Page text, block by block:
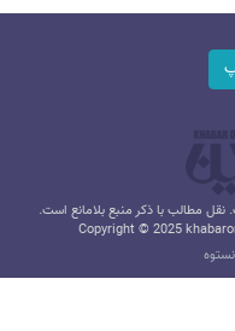
مطالب با ذکر منبع بلامانع است.
Copyright © 2025